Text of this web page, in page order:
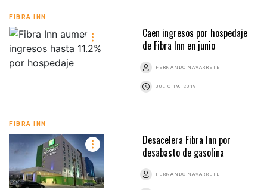
FIBRA INN
Caen ingresos por hospedaje
de Fibra Inn en junio
FERNANDO NAVARRETE
JULIO 19, 2019
FIBRA INN
Desacelera Fibra Inn por
desabasto de gasolina
FERNANDO NAVARRETE